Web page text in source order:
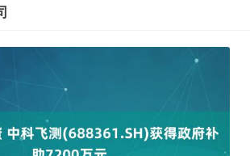
资是一个专业的期货配资平台，致力于为投资
效的配资服务。平台拥有强大的风控体系和专
制药（300630）再被证监会立案，涉巨额会
【信披】查看更多考评等级 * **资金杠杆：**放
收益。 受损股民可至新浪股